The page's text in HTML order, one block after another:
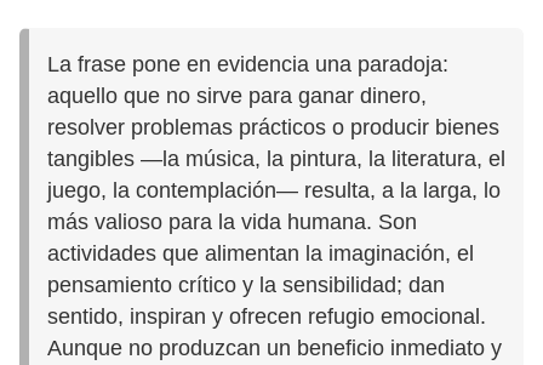
La frase pone en evidencia una paradoja:
aquello que no sirve para ganar dinero,
resolver problemas prácticos o producir bienes
tangibles —la música, la pintura, la literatura, el
juego, la contemplación— resulta, a la larga, lo
más valioso para la vida humana. Son
actividades que alimentan la imaginación, el
pensamiento crítico y la sensibilidad; dan
sentido, inspiran y ofrecen refugio emocional.
Aunque no produzcan un beneficio inmediato y